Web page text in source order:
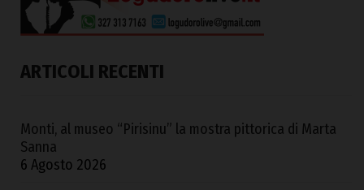
ARTICOLI RECENTI
Monti, al museo “Pirisinu” la mostra pittorica di Marta
Sanna
6 Agosto 2026